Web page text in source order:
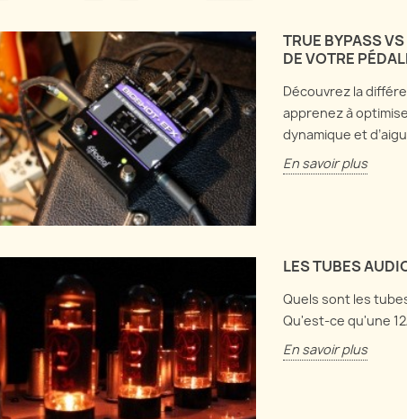
TRUE BYPASS
DE VOTRE
Découvrez la
apprenez à
dynamique et
En savoir plus
LES TUBES
Quels sont les
Qu'est-ce qu'une
En savoir plus